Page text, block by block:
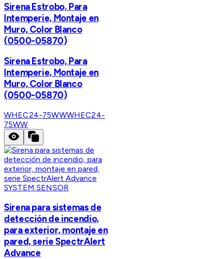
Sirena Estrobo, Para
Intemperie, Montaje en
Muro, Color Blanco
(0500-05870)
Sirena Estrobo, Para
Intemperie, Montaje en
Muro, Color Blanco
(0500-05870)
WHEC24-75WWWHEC24-
75WW
SYSTEM SENSOR
Sirena para sistemas de
detección de incendio,
para exterior, montaje en
pared, serie SpectrAlert
Advance